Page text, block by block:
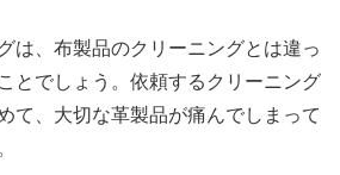
は、布製品のクリーニングとは違っ
とでしょう。依頼するクリーニング
て、大切な革製品が痛んでしまって